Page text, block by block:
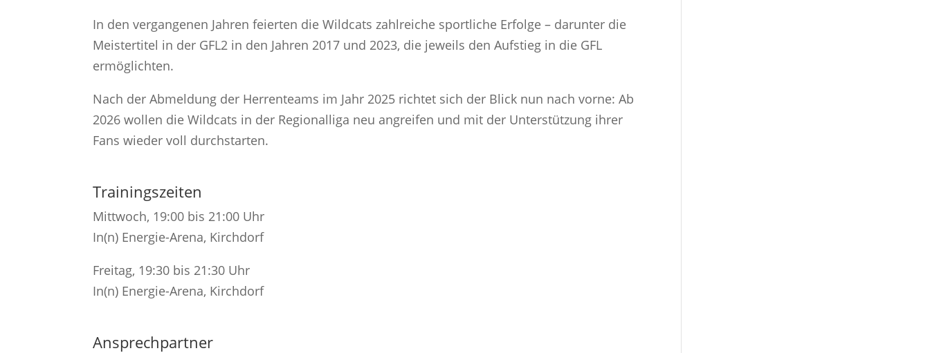
In den vergangenen Jahren feierten die Wildcats zahlreiche sportliche Erfolge – darunter die
Meistertitel in der GFL2 in den Jahren 2017 und 2023, die jeweils den Aufstieg in die GFL
ermöglichten.
Nach der Abmeldung der Herrenteams im Jahr 2025 richtet sich der Blick nun nach vorne: Ab
2026 wollen die Wildcats in der Regionalliga neu angreifen und mit der Unterstützung ihrer
Fans wieder voll durchstarten.
Trainingszeiten
Mittwoch, 19:00 bis 21:00 Uhr
In(n) Energie-Arena, Kirchdorf
Freitag, 19:30 bis 21:30 Uhr
In(n) Energie-Arena, Kirchdorf
Ansprechpartner